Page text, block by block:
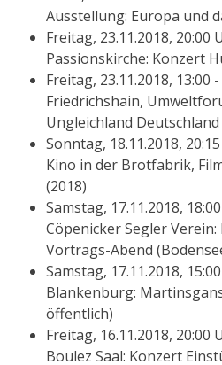
Ausstellung: Europa und
Freitag, 23.11.2018,
Passionskirche: Konzert
Freitag, 23.11.2018, 13:00
Friedrichshain,
Ungleichland
Sonntag, 18.11.2018,
Kino in der Brotfabrik,
(2018)
Samstag, 17.11.2018,
Cöpenicker Segler
Vortrags-Abend
Samstag, 17.11.2018,
Blankenburg:
öffentlich)
Freitag, 16.11.2018,
Boulez Saal: Konzert